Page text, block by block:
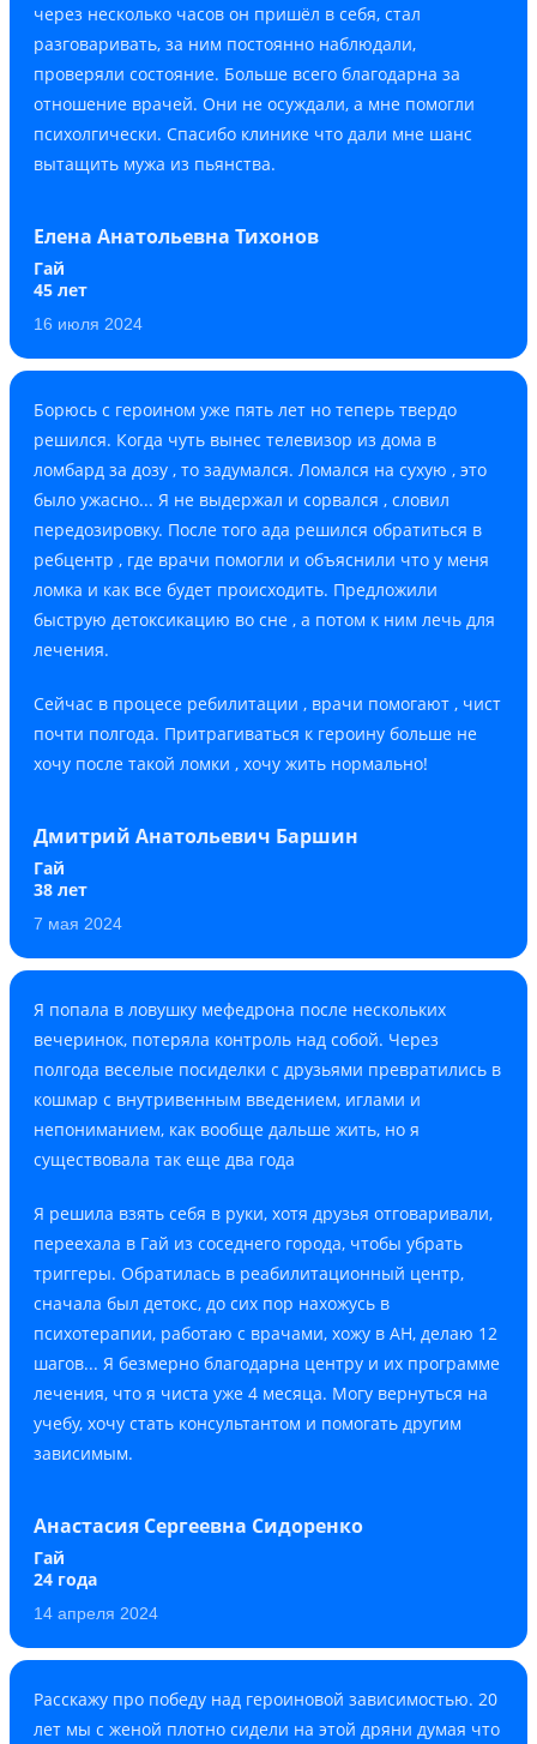
через несколько часов он пришёл в себя, стал
разговаривать, за ним постоянно наблюдали,
проверяли состояние. Больше всего благодарна за
отношение врачей. Они не осуждали, а мне помогли
психолгически. Спасибо клинике что дали мне шанс
вытащить мужа из пьянства.
Елена Анатольевна Тихонов
Гай
45 лет
16 июля 2024
Борюсь с героином уже пять лет но теперь твердо
решился. Когда чуть вынес телевизор из дома в
ломбард за дозу , то задумался. Ломался на сухую , это
было ужасно... Я не выдержал и сорвался , словил
передозировку. После того ада решился обратиться в
ребцентр , где врачи помогли и объяснили что у меня
ломка и как все будет происходить. Предложили
быструю детоксикацию во сне , а потом к ним лечь для
лечения.
Сейчас в процесе ребилитации , врачи помогают , чист
почти полгода. Притрагиваться к героину больше не
хочу после такой ломки , хочу жить нормально!
Дмитрий Анатольевич Баршин
Гай
38 лет
7 мая 2024
Я попала в ловушку мефедрона после нескольких
вечеринок, потеряла контроль над собой. Через
полгода веселые посиделки с друзьями превратились в
кошмар с внутривенным введением, иглами и
непониманием, как вообще дальше жить, но я
существовала так еще два года
Я решила взять себя в руки, хотя друзья отговаривали,
переехала в Гай из соседнего города, чтобы убрать
триггеры. Обратилась в реабилитационный центр,
сначала был детокс, до сих пор нахожусь в
психотерапии, работаю с врачами, хожу в АН, делаю 12
шагов... Я безмерно благодарна центру и их программе
лечения, что я чиста уже 4 месяца. Могу вернуться на
учебу, хочу стать консультантом и помогать другим
зависимым.
Анастасия Сергеевна Сидоренко
Гай
24 года
14 апреля 2024
Расскажу про победу над героиновой зависимостью. 20
лет мы с женой плотно сидели на этой дряни думая что